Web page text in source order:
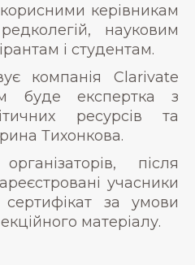
керівникам
науковим
і студентам.
компанія Clarivate
буде експертка з
ресурсів та
Тихонкова.
після
учасники
за умови
матеріалу.